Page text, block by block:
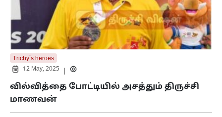
Trichy's heroes
12 May, 2025
வில்வித்தை போட்டியில் அசத்தும் திருச்சி
மாணவன்